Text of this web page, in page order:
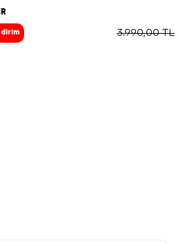
3.990,00TL